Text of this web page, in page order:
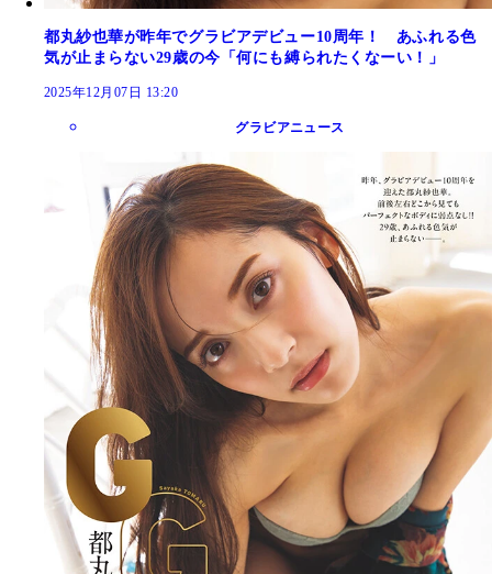
都丸紗也華が昨年でグラビアデビュー10周年！ あふれる色
気が止まらない29歳の今「何にも縛られたくなーい！」
2025年12月07日 13:20
グラビアニュース